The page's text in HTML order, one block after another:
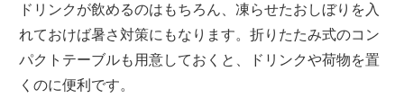
ドリンクが飲めるのはもちろん、凍らせたおしぼりを入
れておけば暑さ対策にもなります。折りたたみ式のコン
パクトテーブルも用意しておくと、ドリンクや荷物を置
くのに便利です。